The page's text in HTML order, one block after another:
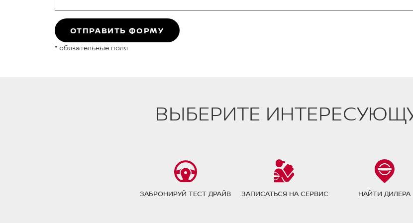
ОТПРАВИТЬ ФОРМУ
* обязательные поля
ВЫБЕРИТЕ
ЗАБРОНИРУЙ ТЕСТ ДРАЙВ ЗАПИСАТЬСЯ НА СЕРВИС НАЙТИ ДИЛЕРА